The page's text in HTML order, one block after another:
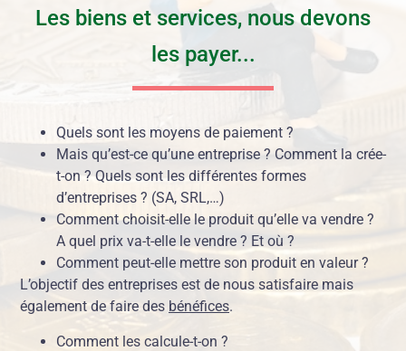
Les biens et services, nous devons
les payer...
Quels sont les moyens de paiement ?
Mais qu’est-ce qu’une entreprise ? Comment la crée-
t-on ? Quels sont les différentes formes
d’entreprises ? (SA, SRL,…)
Comment choisit-elle le produit qu’elle va vendre ?
A quel prix va-t-elle le vendre ? Et où ?
Comment peut-elle mettre son produit en valeur ?
L’objectif des entreprises est de nous satisfaire mais
également de faire des bénéfices.
Comment les calcule-t-on ?